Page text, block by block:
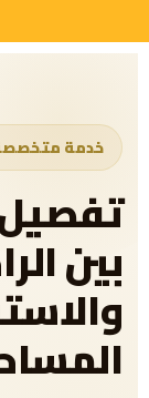
خدمة متخصصة
تفصيل
بين